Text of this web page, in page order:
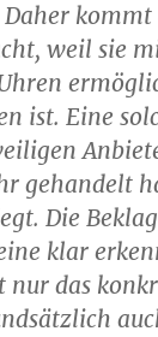
kommt
weil sie
ist. Eine
gehandelt
Die
klar
das